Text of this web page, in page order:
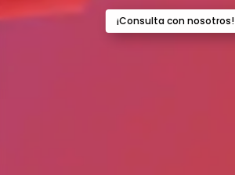
¡Consulta con nosotros!